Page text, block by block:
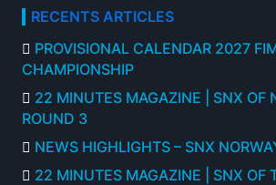
RECENTS ARTICLES
PROVISIONAL CALENDAR 2027
CHAMPIONSHIP
22 MINUTES MAGAZINE | SNX OF
ROUND 3
NEWS HIGHLIGHTS – SNX
22 MINUTES MAGAZINE | SNX OF